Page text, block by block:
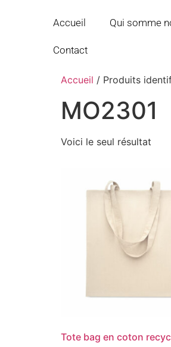
Accueil Qui somme
Contact
Accueil / Produits
MO2301
Voici le seul résultat
Tote bag en coton